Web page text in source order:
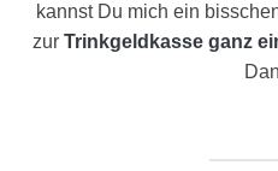
kannst Du mich ein
zur Trinkgeldkasse ganz